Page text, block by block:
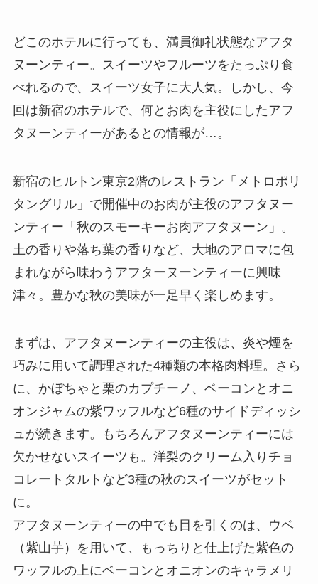
どこのホテルに行っても、満員御礼状態なアフタ
ヌーンティー。スイーツやフルーツをたっぷり食
べれるので、スイーツ女子に大人気。しかし、今
回は新宿のホテルで、何とお肉を主役にしたアフ
タヌーンティーがあるとの情報が…。
新宿のヒルトン東京2階のレストラン「メトロポリ
タングリル」で開催中のお肉が主役のアフタヌー
ンティー「秋のスモーキーお肉アフタヌーン」。
土の香りや落ち葉の香りなど、大地のアロマに包
まれながら味わうアフターヌーンティーに興味
津々。豊かな秋の美味が一足早く楽しめます。
まずは、アフタヌーンティーの主役は、炎や煙を
巧みに用いて調理された4種類の本格肉料理。さら
に、かぼちゃと栗のカプチーノ、ベーコンとオニ
オンジャムの紫ワッフルなど6種のサイドディッシ
ュが続きます。もちろんアフタヌーンティーには
欠かせないスイーツも。洋梨のクリーム入りチョ
コレートタルトなど3種の秋のスイーツがセット
に。
アフタヌーンティーの中でも目を引くのは、ウベ
（紫山芋）を用いて、もっちりと仕上げた紫色の
ワッフルの上にベーコンとオニオンのキャラメリ